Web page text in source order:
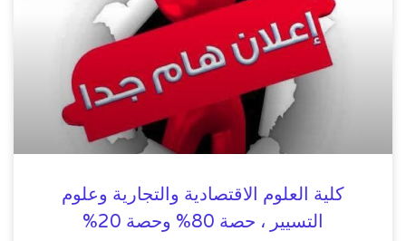
كلية العلوم الاقتصادية والتجارية وعلوم
التسيير ، حصة 80% وحصة 20%